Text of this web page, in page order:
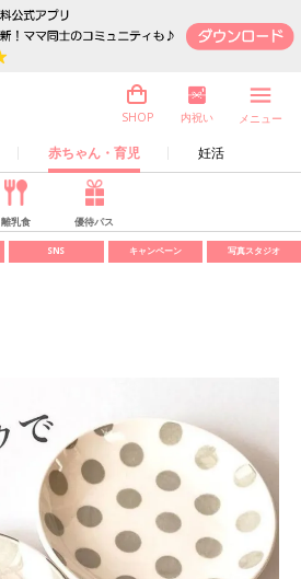
赤ちゃん・育児 妊活
SHOP 内祝い メニュー
離乳食 優待パス
SNS キャンペーン 写真スタジオ